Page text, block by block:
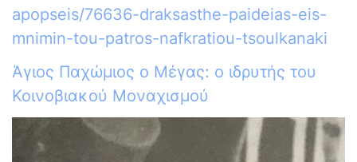
apopseis/76636-draksasthe-paideias-eis-
mnimin-tou-patros-nafkratiou-tsoulkanaki
Άγιος Παχώμιος ο Μέγας: ο ιδρυτής του
Κοινοβιακού Μοναχισμού